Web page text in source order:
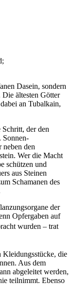
Dasein, sondern
ältesten Götter
an Tubalkain,
der den
Sonnen-
neben den
Wer die Macht
schützen und
aus Steinen
Schamanen des
der
Opfergaben auf
wurden – trat
Kleidungsstücke, die
Aus dem
abgeleitet werden,
teilnimmt. Ebenso